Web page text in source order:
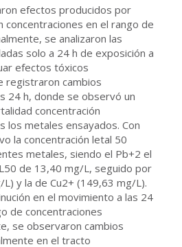
efectos producidos por
concentraciones en el rango de
se analizaron las
solo a 24 h de exposición a
efectos tóxicos
registraron cambios
24 h, donde se observó un
concentración
los metales ensayados. Con
la concentración letal 50
metales, siendo el Pb+2 el
de 13,40 mg/L, seguido por
y la de Cu2+ (149,63 mg/L).
en el movimiento a las 24
de concentraciones
se observaron cambios
en el tracto